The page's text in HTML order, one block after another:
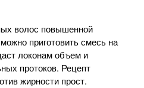
волос повышенной
приготовить смесь на
локонам объем и
протоков. Рецепт
жирности прост.